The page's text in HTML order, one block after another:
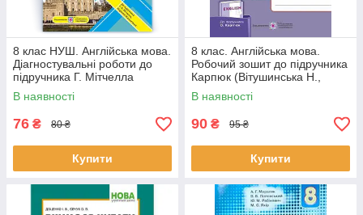
8 клас НУШ. Англійська мова.
Діагностувальні роботи до
підручника Г. Мітчелла
(Давиденко Л.), Підручники і
В наявності
76 ₴ 80 ₴
Купити
8 клас. Англійська мова.
Робочий зошит до підручника
Карпюк (Вітушинська Н.,
Косован О.), Підручники і
посібники
В наявності
90 ₴ 95 ₴
Купити